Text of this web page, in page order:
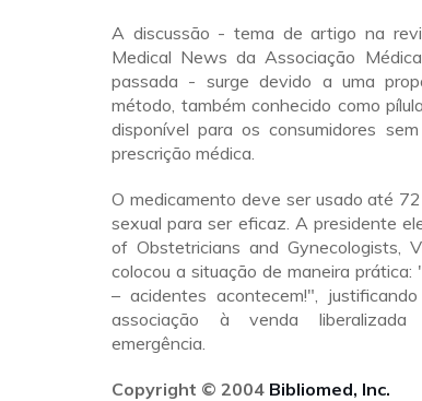
A discussão - tema de artigo na
Medical News da Associação
passada - surge devido a uma
método, também conhecido como
disponível para os consumidores
prescrição médica.
O medicamento deve ser usado até
sexual para ser eficaz. A presidente
of Obstetricians and Gynecologists,
colocou a situação de maneira
– acidentes acontecem!",
associação à venda
emergência.
Copyright © 2004 Bibliomed, Inc.